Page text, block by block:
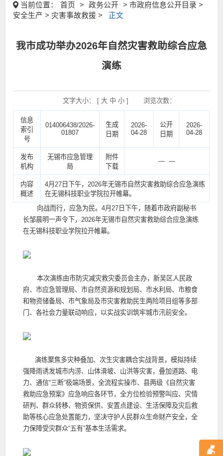
当前位置： 首页 > 政务公开
> 市政府信息公开目录 >
安全生产 > 灾害事故救援 >
正文
我市成功举办2026年自然灾害救助综合应急
演练
文字大小： [ 大 中 小] 浏览次数：
信息
索引
号
014006438/2026-
01807
生成
日期
2026-
04-28
公开
日期
2026-
04-28
发布
机构
无锡市应急管理
局
附件
下载
— —
内容
概述
4月27日下午，2026年无锡市自然灾害救助综合应急演练
在无锡科技职业学院拉开帷幕。
向战而行，应急为民。4月27日下午，随着市政府副秘书
长邹晨明一声令下，2026年无锡市自然灾害救助综合应急演练
在无锡科技职业学院拉开帷幕。
本次演练由市防灾减灾救灾委员会主办，新吴区人民政
府、市应急管理局、市自然资源和规划局、市水利局、市粮食
和物资储备局、市气象局及市灾害救助民生两险项目组等多部
门、各社会力量联动响应，以实战实训筑牢城市汛前安全。
演练聚焦多灾种叠加、次生灾害耦合实战背景，模拟持续
强降雨诱发城市内涝、山体滑坡、山洪等灾害，叠加道路、电
力、通信“三断”极端场景，全流程实操市、县两级《自然灾害
救助应急预案》应急响应各环节，全方位检验预警叫应、灾情
研判、群众转移、物资保供、安置点建设、生活保障及灾后救
助等核心应急处置能力，坚决守护人民群众生命财产安全，全
力保障受灾群众“五有”基本生活需求。